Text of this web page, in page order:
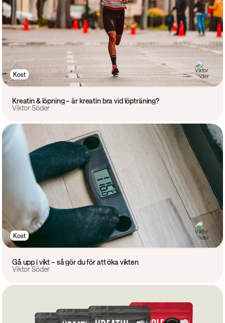
Kost
Kreatin & löpning – är kreatin bra vid löpträning?
Viktor Söder
Kost
Gå upp i vikt – så gör du för att öka vikten
Viktor Söder